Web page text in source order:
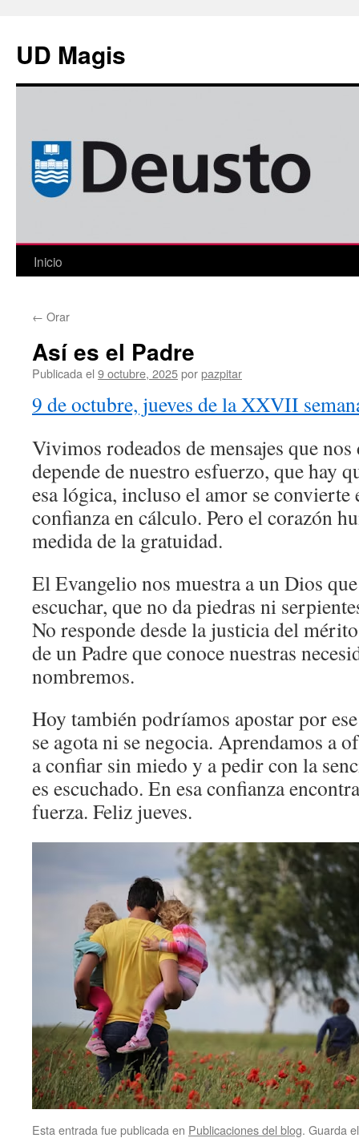
contenido
UD Magis
Inicio
← Orar
Así es el Padre
Publicada el 9 octubre, 2025porpazpitar
9 de octubre, jueves de la XXVII
Vivimos rodeados de mensajes que
depende de nuestro esfuerzo, que hay
esa lógica, incluso el amor se
confianza en cálculo. Pero el corazón
medida de la gratuidad.
El Evangelio nos muestra a un Dios
escuchar, que no da piedras ni
No responde desde la justicia del
de un Padre que conoce nuestras
nombremos.
Hoy también podríamos apostar por
se agota ni se negocia. Aprendamos a
a confiar sin miedo y a pedir con la
es escuchado. En esa confianza
fuerza. Feliz jueves.
Esta entrada fue publicada en Publicaciones del blog. Guarda